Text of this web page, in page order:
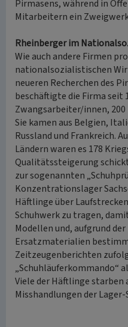
Pirmasens, während in
Mitarbeitern ein
Rheinberger im
Wie auch andere Firmen
nationalsozialistischen
neueren Recherchen des
beschäftigte die Firma seit
Zwangsarbeiter/innen,
Sie kamen aus Belgien,
Russland und Frankreich.
Ländern waren es 178
Qualitätssteigerung
zur sogenannten
Konzentrationslager
Häftlinge über
Schuhwerk zu tragen,
Modellen und, aufgrund
Ersatzmaterialien
Zeitzeugenberichten
„Schuhläuferkommando“
Viele der Häftlinge starben
Misshandlungen der Lager-